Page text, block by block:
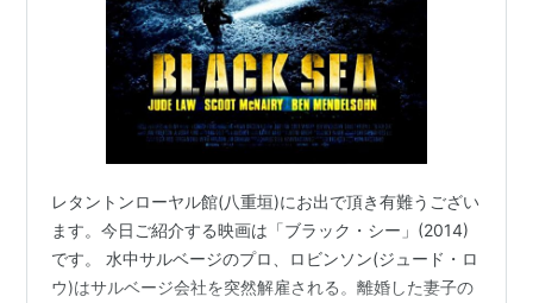
レタントンローヤル館(八重垣)にお出で頂き有難うござい
ます。今日ご紹介する映画は「ブラック・シー」(2014)
です。 水中サルベージのプロ、ロビンソン(ジュード・ロ
ウ)はサルベージ会社を突然解雇される。離婚した妻子の